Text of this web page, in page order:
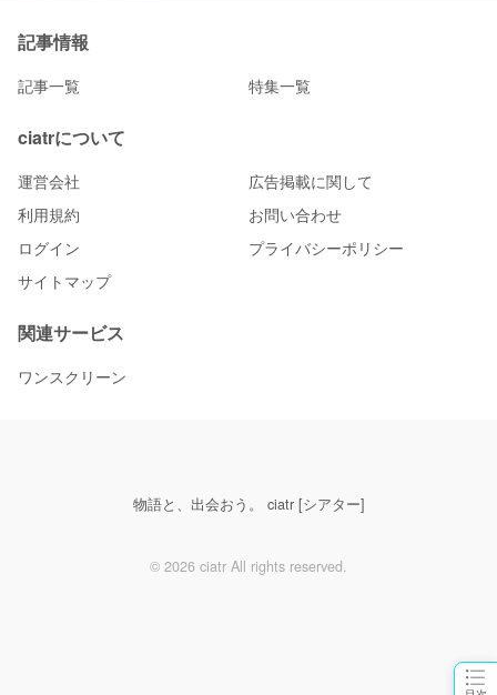
記事情報
記事一覧 特集一覧
ciatrについて
運営会社
広告掲載に関して
利用規約
お問い合わせ
ログイン
プライバシーポリシー
サイトマップ
関連サービス
ワンスクリーン
物語と、出会おう。 ciatr [シアター]
© 2026 ciatr All rights reserved.